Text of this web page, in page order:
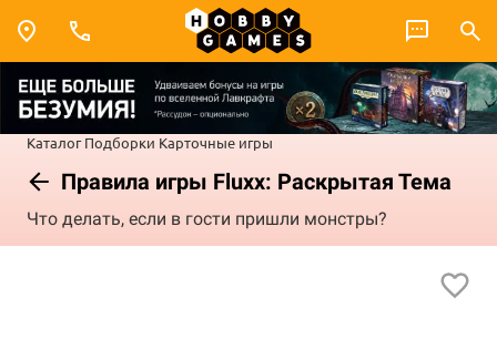
Каталог Подборки Карточные игры
Правила игры Fluxx: Раскрытая Тема
Что делать, если в гости пришли монстры?